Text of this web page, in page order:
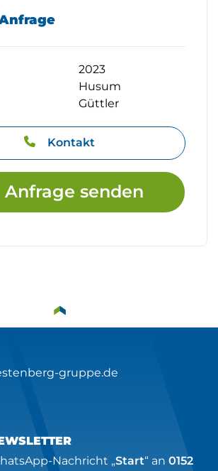
2023
Husum
Güttler
Kontakt
Anfrage senden
gruppe.de
Nachricht „Start“ an 0152